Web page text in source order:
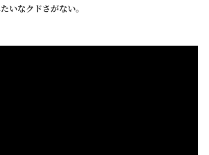
いなクドさがない。